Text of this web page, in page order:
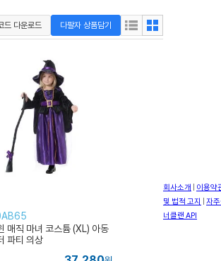
매직 마녀 코스튬 (XL) 아동
파티 의상